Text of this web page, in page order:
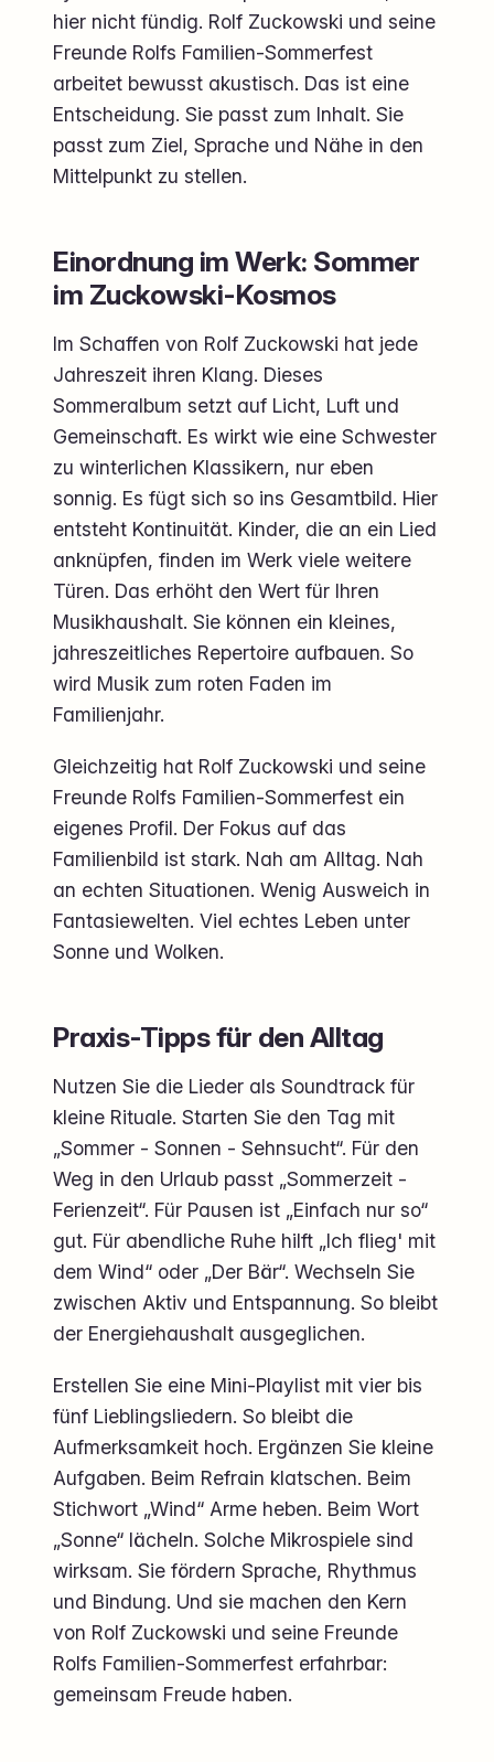
hier nicht fündig. Rolf Zuckowski und seine
Freunde Rolfs Familien-Sommerfest
arbeitet bewusst akustisch. Das ist eine
Entscheidung. Sie passt zum Inhalt. Sie
passt zum Ziel, Sprache und Nähe in den
Mittelpunkt zu stellen.
Einordnung im Werk: Sommer
im Zuckowski-Kosmos
Im Schaffen von Rolf Zuckowski hat jede
Jahreszeit ihren Klang. Dieses
Sommeralbum setzt auf Licht, Luft und
Gemeinschaft. Es wirkt wie eine Schwester
zu winterlichen Klassikern, nur eben
sonnig. Es fügt sich so ins Gesamtbild. Hier
entsteht Kontinuität. Kinder, die an ein Lied
anknüpfen, finden im Werk viele weitere
Türen. Das erhöht den Wert für Ihren
Musikhaushalt. Sie können ein kleines,
jahreszeitliches Repertoire aufbauen. So
wird Musik zum roten Faden im
Familienjahr.
Gleichzeitig hat Rolf Zuckowski und seine
Freunde Rolfs Familien-Sommerfest ein
eigenes Profil. Der Fokus auf das
Familienbild ist stark. Nah am Alltag. Nah
an echten Situationen. Wenig Ausweich in
Fantasiewelten. Viel echtes Leben unter
Sonne und Wolken.
Praxis-Tipps für den Alltag
Nutzen Sie die Lieder als Soundtrack für
kleine Rituale. Starten Sie den Tag mit
„Sommer - Sonnen - Sehnsucht“. Für den
Weg in den Urlaub passt „Sommerzeit -
Ferienzeit“. Für Pausen ist „Einfach nur so“
gut. Für abendliche Ruhe hilft „Ich flieg' mit
dem Wind“ oder „Der Bär“. Wechseln Sie
zwischen Aktiv und Entspannung. So bleibt
der Energiehaushalt ausgeglichen.
Erstellen Sie eine Mini-Playlist mit vier bis
fünf Lieblingsliedern. So bleibt die
Aufmerksamkeit hoch. Ergänzen Sie kleine
Aufgaben. Beim Refrain klatschen. Beim
Stichwort „Wind“ Arme heben. Beim Wort
„Sonne“ lächeln. Solche Mikrospiele sind
wirksam. Sie fördern Sprache, Rhythmus
und Bindung. Und sie machen den Kern
von Rolf Zuckowski und seine Freunde
Rolfs Familien-Sommerfest erfahrbar:
gemeinsam Freude haben.